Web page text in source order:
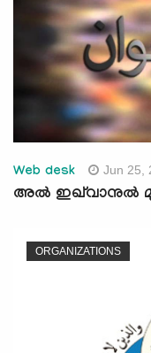
Web desk Jun 25,
അല്‍ ഇഖ്‌വാനുല്‍
ORGANIZATIONS